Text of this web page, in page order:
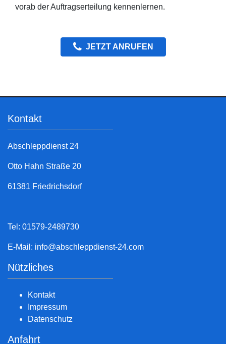
vorab der Auftragserteilung kennenlernen.
JETZT ANRUFEN
Kontakt
Abschleppdienst 24
Otto Hahn Straße 20
61381 Friedrichsdorf
Tel: 01579-2489730
E-Mail: info@abschleppdienst-24.com
Nützliches
Kontakt
Impressum
Datenschutz
Anfahrt